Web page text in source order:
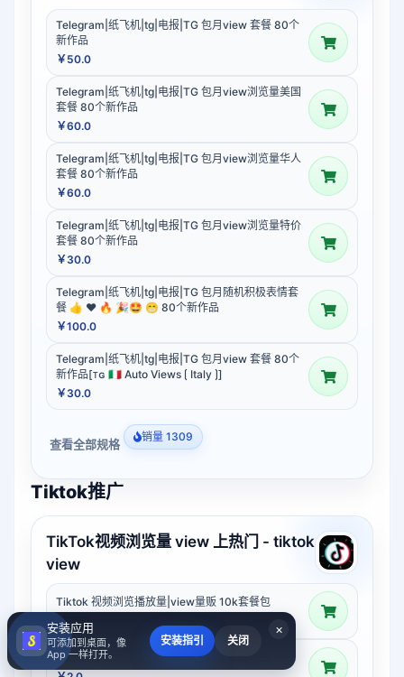
Telegram|纸飞机|tg|电报|TG 包月view 套餐 80个
新作品
￥50.0
Telegram|纸飞机|tg|电报|TG 包月view浏览量美国
套餐 80个新作品
￥60.0
Telegram|纸飞机|tg|电报|TG 包月view浏览量华人
套餐 80个新作品
￥60.0
Telegram|纸飞机|tg|电报|TG 包月view浏览量特价
套餐 80个新作品
￥30.0
Telegram|纸飞机|tg|电报|TG 包月随机积极表情套
餐 👍 ❤️ 🔥 🎉🤩 😁 80个新作品
￥100.0
Telegram|纸飞机|tg|电报|TG 包月view 套餐 80个
新作品[ᴛɢ 🇮🇹 Auto Views ⟮ Italy ⟯]
￥30.0
查看全部规格 销量 1309
Tiktok推广
TikTok视频浏览量 view 上热门 - tiktok
view
Tiktok 视频浏览播放量|view量贩 10k套餐包
￥20.0
Tiktok 视频浏览播放量|view全网性价比最高
×
安装应用
可添加到桌面，像
App 一样打开。
安装指引 关闭